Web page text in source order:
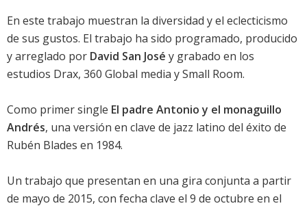
En este trabajo muestran la diversidad y el eclecticismo
de sus gustos. El trabajo ha sido programado, producido
y arreglado por David San José y grabado en los
estudios Drax, 360 Global media y Small Room.
Como primer single El padre Antonio y el monaguillo
Andrés, una versión en clave de jazz latino del éxito de
Rubén Blades en 1984.
Un trabajo que presentan en una gira conjunta a partir
de mayo de 2015, con fecha clave el 9 de octubre en el